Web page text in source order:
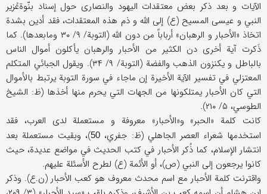
الآیات و بعد ذکر بعض معتقدات الیهود والنصاری حول إسناد بنّوةعُزیر
النبي و عیسی المسیح (ع) إلی الله و ذم هذه المعتقدات، فقد أدین بشدة
اتخاذ «الأحبار و الرهبان» أرباباً من دون الله (التوبة/ ۹/ ۳۰ ومابعدها). کما
ذَکرت آیة أخری دن الکثیر من الأحبار والرهبان یأکلون أموال الناس
بالباطل و یکنزون الذهب والفضة (التوبة/ ۹/ ۳۴). ویقول الجبائي المتکلم
المعتزلي في تفسیر الآیة الأخیرة إن ماجاء في سورة التوبة یرتبط بالأموال
التي کان الأحبار یمتلکونها من الجهات التي یحرم منها أخذها (ظ: الشیخ
الطوسي، ۵/ ۲۱۰).
کانت کلمة «الحبر» و«الأحبار» معروفة و مستعملة لدی العرب، فقد
استخدمها شعراء العصر الجاهلي (ظ: جفري، 50)، وبقیت مستعملة بعد
انتشار الإسلام، کما ذُکر الأحبار في کتب الحدیث في مواضع عدیدة، حیث
کانوا یرجعون إلی النبي (ص)، أو الأئمة (ع) لطرح الأسئلة علیهم.
واقترنت کلمة الأحبار مع اسم محدث معروف هو کعب الأحبار (ن.ع). وذکر